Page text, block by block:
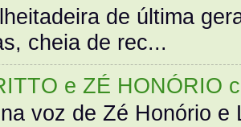
de última
cheia de rec...
e ZÉ HONÓRIO
voz de Zé Honório